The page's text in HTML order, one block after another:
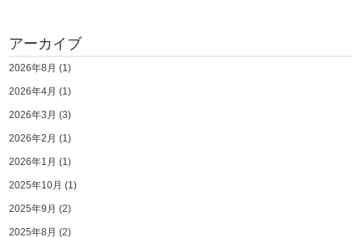
アーカイブ
2026年8月 (1)
2026年4月 (1)
2026年3月 (3)
2026年2月 (1)
2026年1月 (1)
2025年10月 (1)
2025年9月 (2)
2025年8月 (2)